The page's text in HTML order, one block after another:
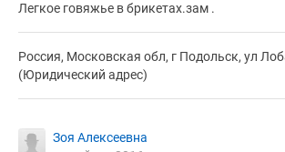
Легкое говяжье в брикетах.зам .
Россия, Московская обл, г Подольск, ул
(Юридический адрес)
Зоя Алексеевна